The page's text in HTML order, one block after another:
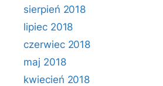
sierpień 2018
lipiec 2018
czerwiec 2018
maj 2018
kwiecień 2018